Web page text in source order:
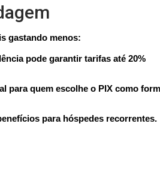
gastando menos:
pode garantir tarifas até 20%
para quem escolhe o PIX como
para hóspedes recorrentes.